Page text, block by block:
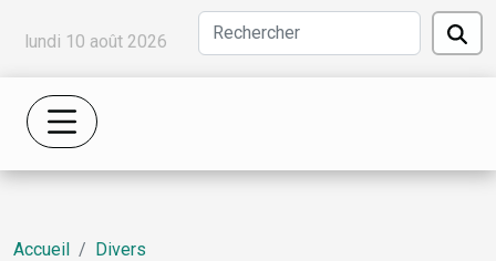
lundi 10 août 2026
Accueil
Divers